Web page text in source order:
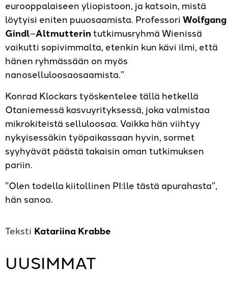
eurooppalaiseen yliopistoon, ja katsoin, mistä
löytyisi eniten puuosaamista. ProfessoriWolfgang
Gindl–Altmutterintutkimusryhmä Wienissä
vaikutti sopivimmalta, etenkin kun kävi ilmi, että
hänen ryhmässään on myös
nanoselluloosaosaamista.”
Konrad Klockars työskentelee tällä hetkellä
Otaniemessä kasvuyrityksessä, joka valmistaa
mikrokiteistä selluloosaa. Vaikka hän viihtyy
nykyisessäkin työpaikassaan hyvin, sormet
syyhyävät päästä takaisin oman tutkimuksen
pariin.
”Olen todella kiitollinen PI:lle tästä apurahasta”,
hän sanoo.
Katariina Krabbe
UUSIMMAT